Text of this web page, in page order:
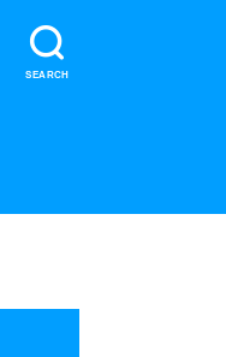
SEARCH